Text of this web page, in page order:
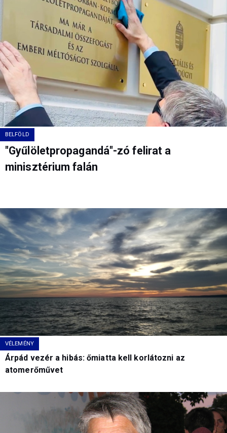
BELFÖLD
"Gyűlöletpropagandá"-zó felirat a
minisztérium falán
VÉLEMÉNY
Árpád vezér a hibás: őmiatta kell korlátozni az
atomerőművet